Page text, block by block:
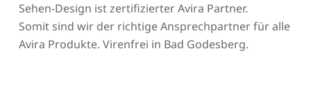
Sehen-Design ist zertifizierter Avira Partner.
Somit sind wir der richtige Ansprechpartner für alle
Avira Produkte. Virenfrei in Bad Godesberg.